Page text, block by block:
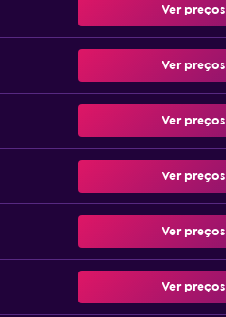
Ver preços
Ver preços
Ver preços
Ver preços
Ver preços
Ver preços